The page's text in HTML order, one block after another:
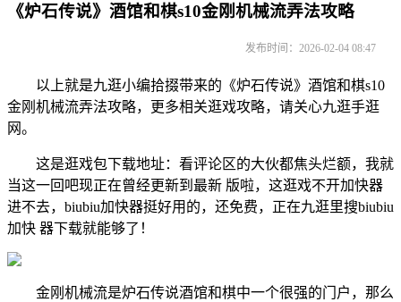
《炉石传说》酒馆和棋s10金刚机械流弄法攻略
发布时间：2026-02-04 08:47
以上就是九逛小编拾掇带来的《炉石传说》酒馆和棋s10
金刚机械流弄法攻略，更多相关逛戏攻略，请关心九逛手逛
网。
这是逛戏包下载地址：看评论区的大伙都焦头烂额，我就
当这一回吧现正在曾经更新到最新 版啦，这逛戏不开加快器
进不去，biubiu加快器挺好用的，还免费，正在九逛里搜biubiu
加快 器下载就能够了！
金刚机械流是炉石传说酒馆和棋中一个很强的门户，那么